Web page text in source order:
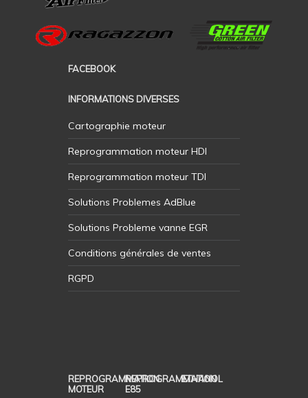
FACEBOOK
INFORMATIONS DIVERSES
Cartographie moteur
Reprogrammation moteur HDI
Reprogrammation moteur TDI
Solutions Problemes AdBlue
Solutions Probleme vanne EGR
Conditions générales de ventes
RGPD
REPROGRAMMATION
MOTEUR
REPROGRAMMATION
E85
ETHANOL